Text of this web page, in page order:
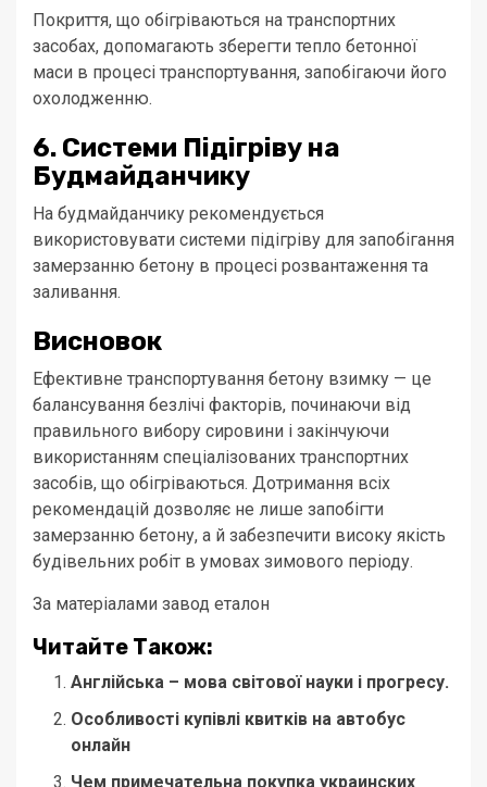
Покриття, що обігріваються на транспортних
засобах, допомагають зберегти тепло бетонної
маси в процесі транспортування, запобігаючи його
охолодженню.
6. Системи Підігріву на
Будмайданчику
На будмайданчику рекомендується
використовувати системи підігріву для запобігання
замерзанню бетону в процесі розвантаження та
заливання.
Висновок
Ефективне транспортування бетону взимку — це
балансування безлічі факторів, починаючи від
правильного вибору сировини і закінчуючи
використанням спеціалізованих транспортних
засобів, що обігріваються. Дотримання всіх
рекомендацій дозволяє не лише запобігти
замерзанню бетону, а й забезпечити високу якість
будівельних робіт в умовах зимового періоду.
За матеріалами завод еталон
Читайте Також:
Англійська – мова світової науки і прогресу.
Особливості купівлі квитків на автобус
онлайн
Чем примечательна покупка украинских